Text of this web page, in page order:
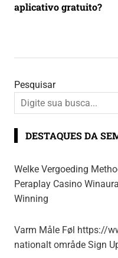
aplicativo gratuito?
Pesquisar
DESTAQUES DA
Welke Vergoeding
Peraplay Casino
Winning
Varm Måle Føl https://
nationalt område Sign